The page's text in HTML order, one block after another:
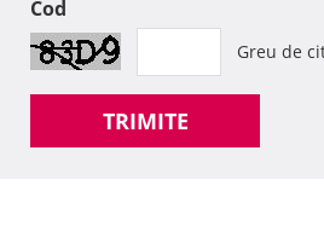
Cod
Greu de
TRIMITE